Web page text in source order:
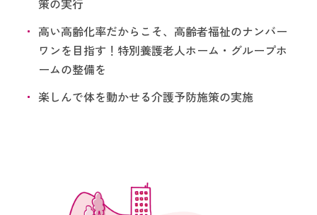
策の実行
高い高齢化率だからこそ、高齢者福祉のナンバー
ワンを目指す！特別養護老人ホーム・グループホ
ームの整備を
楽しんで体を動かせる介護予防施策の実施